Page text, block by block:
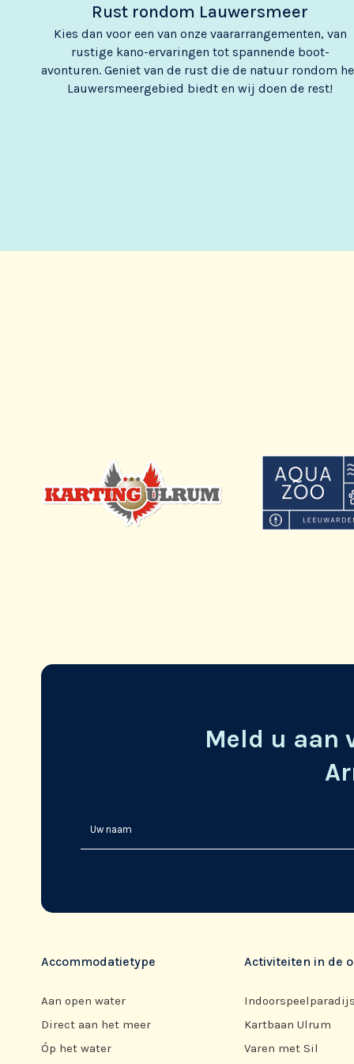
Rust rondom Lauwersmeer
Kies dan voor een van onze vaararrangementen, van
rustige kano-ervaringen tot spannende boot-
avonturen. Geniet van de rust die de natuur rondom
Lauwersmeergebied biedt en wij doen de rest!
Meld u aan
Accommodatietype
Aan open water
Direct aan het meer
Óp het water
Activiteiten in de
Kartbaan Ulrum
Varen met Sil